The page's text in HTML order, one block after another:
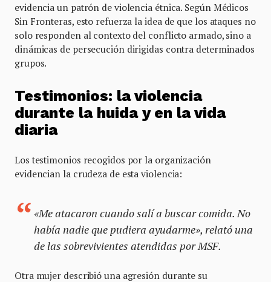
evidencia un patrón de violencia étnica. Según Médicos
Sin Fronteras, esto refuerza la idea de que los ataques no
solo responden al contexto del conflicto armado, sino a
dinámicas de persecución dirigidas contra determinados
grupos.
Testimonios: la violencia
durante la huida y en la vida
diaria
Los testimonios recogidos por la organización
evidencian la crudeza de esta violencia:
«Me atacaron cuando salí a buscar comida. No
había nadie que pudiera ayudarme», relató una
de las sobrevivientes atendidas por MSF.
Otra mujer describió una agresión durante su